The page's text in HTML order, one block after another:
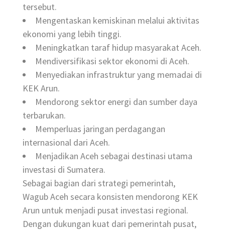
tersebut.
Mengentaskan kemiskinan melalui aktivitas
ekonomi yang lebih tinggi.
Meningkatkan taraf hidup masyarakat Aceh.
Mendiversifikasi sektor ekonomi di Aceh.
Menyediakan infrastruktur yang memadai di
KEK Arun.
Mendorong sektor energi dan sumber daya
terbarukan.
Memperluas jaringan perdagangan
internasional dari Aceh.
Menjadikan Aceh sebagai destinasi utama
investasi di Sumatera.
Sebagai bagian dari strategi pemerintah,
Wagub Aceh secara konsisten mendorong KEK
Arun untuk menjadi pusat investasi regional.
Dengan dukungan kuat dari pemerintah pusat,